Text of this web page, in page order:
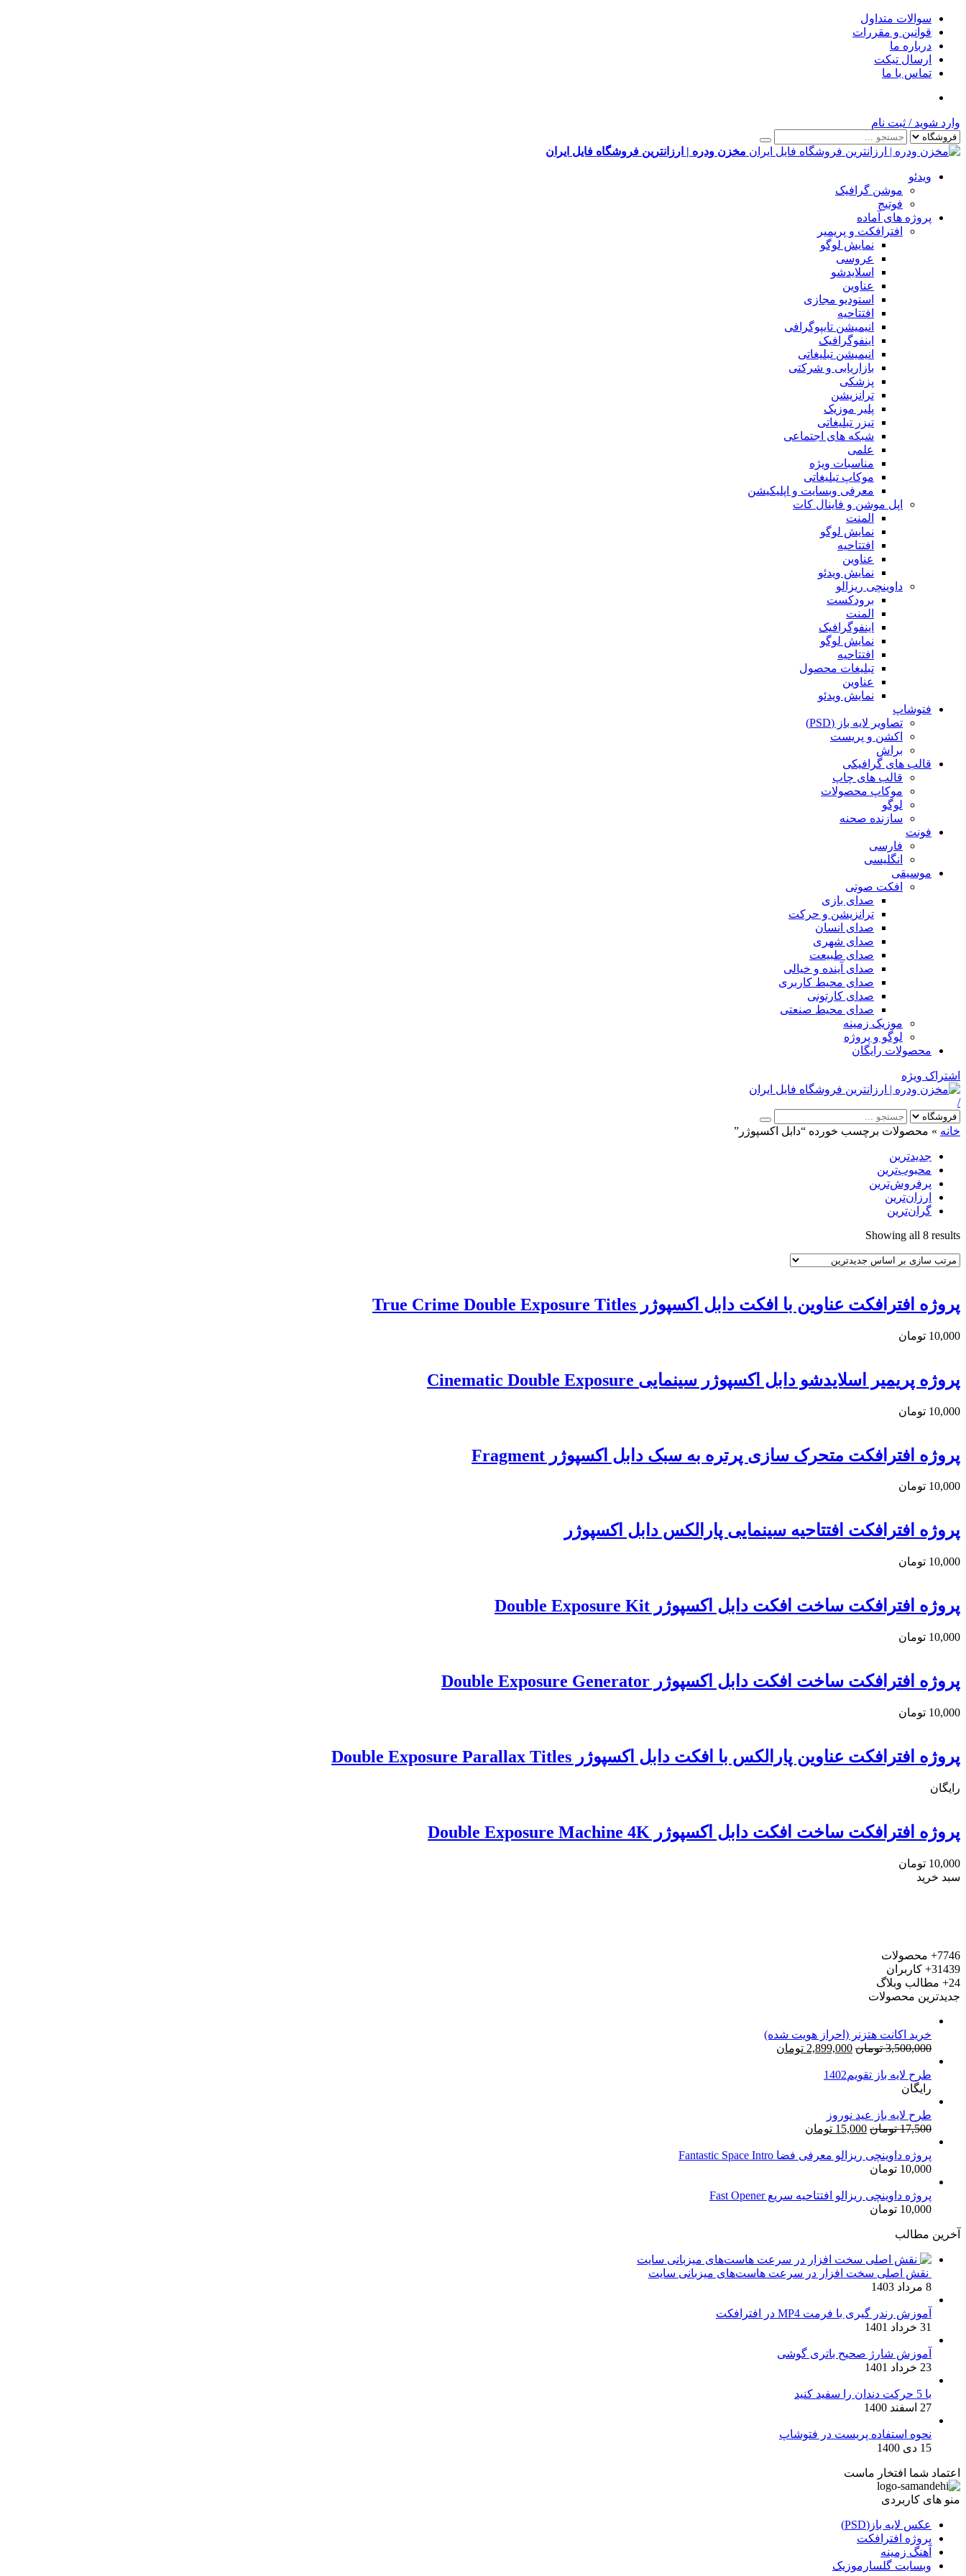
سوالات متداول
قوانین و مقررات
درباره ما
ارسال تیکت
تماس با ما
وارد شوید / ثبت نام
مخزن ودره | ارزانترین فروشگاه فایل ایران
ویدئو
موشن گرافیک
فوتیج
پروژه های آماده
افترافکت و پریمیر
نمایش لوگو
عروسی
اسلایدشو
عناوین
استودیو مجازی
افتتاحیه
انیمیشن تایپوگرافی
اینفوگرافیک
انیمیشن تبلیغاتی
بازاریابی و شرکتی
پزشکی
ترانزیشن
پلیر موزیک
تیزر تبلیغاتی
شبکه های اجتماعی
علمی
مناسبات ویژه
موکاپ تبلیغاتی
معرفی وبسایت و اپلیکیشن
اپل موشن و فاینال کات
المنت
نمایش لوگو
افتتاحیه
عناوین
نمایش ویدئو
داوینچی ریزالو
برودکست
المنت
اینفوگرافیک
نمایش لوگو
افتتاحیه
تبلیغات محصول
عناوین
نمایش ویدئو
فتوشاپ
تصاویر لایه باز (PSD)
اکشن و پریست
براش
قالب های گرافیکی
قالب های چاپ
موکاپ محصولات
لوگو
سازنده صحنه
فونت
فارسی
انگلیسی
موسیقی
افکت صوتی
صدای بازی
ترانزیشن و حرکت
صدای انسان
صدای شهری
صدای طبیعت
صدای آینده و خیالی
صدای محیط کاربری
صدای کارتونی
صدای محیط صنعتی
موزیک زمینه
لوگو و پروژه
محصولات رایگان
اشتراک ویژه
/
خانه » محصولات برچسب خورده “دابل اکسپوژر”
جدیدترین
محبوب‌ترین
پرفروش‌ترین
ارزان‌ترین
گران‌ترین
Showing all 8 results
latest
پروژه افترافکت عناوین با افکت دابل اکسپوژر True Crime Double Exposure Titles
10,000 تومان
پروژه پریمیر اسلایدشو دابل اکسپوژر سینمایی Cinematic Double Exposure
10,000 تومان
پروژه افترافکت متحرک سازی پرتره به سبک دابل اکسپوژر Fragment
10,000 تومان
پروژه افترافکت افتتاحیه سینمایی پارالکس دابل اکسپوژر
10,000 تومان
پروژه افترافکت ساخت افکت دابل اکسپوژر Double Exposure Kit
10,000 تومان
پروژه افترافکت ساخت افکت دابل اکسپوژر Double Exposure Generator
10,000 تومان
پروژه افترافکت عناوین پارالکس با افکت دابل اکسپوژر Double Exposure Parallax Titles
رایگان
پروژه افترافکت ساخت افکت دابل اکسپوژر Double Exposure Machine 4K
10,000 تومان
سبد خرید
7746+
محصولات
31439+
کاربران
24+
مطالب وبلاگ
جدیدترین محصولات
خرید اکانت هتزنر (احراز هویت شده)
3,500,000 تومان قیمت
2,899,000 تومان
طرح لایه باز تقویم1402
رایگان
طرح لایه باز عید نوروز
17,500 تومان قیمت
17,500 تومان
15,000 تومان
15,000 تومان.
پروژه داوینچی ریزالو معرفی فضا Fantastic Space Intro
10,000 تومان
پروژه داوینچی ریزالو افتتاحیه سریع Fast Opener
10,000 تومان
آخرین مطالب
نقش اصلی سخت افزار در سرعت هاست‌های میزبانی سایت
8 مرداد 1403
آموزش رندر گیری با فرمت MP4 در افترافکت
31 خرداد 1401
آموزش شارژ صحیح باتری گوشی
23 خرداد 1401
با 5 حرکت دندان را سفید کنید
27 اسفند 1400
نحوه استفاده پریست در فتوشاپ
15 دی 1400
اعتماد شما افتخار ماست
منو های کاربردی
عکس لایه باز(PSD)
پروژه افترافکت
آهنگ زمینه
وبسایت گلسارموزیک